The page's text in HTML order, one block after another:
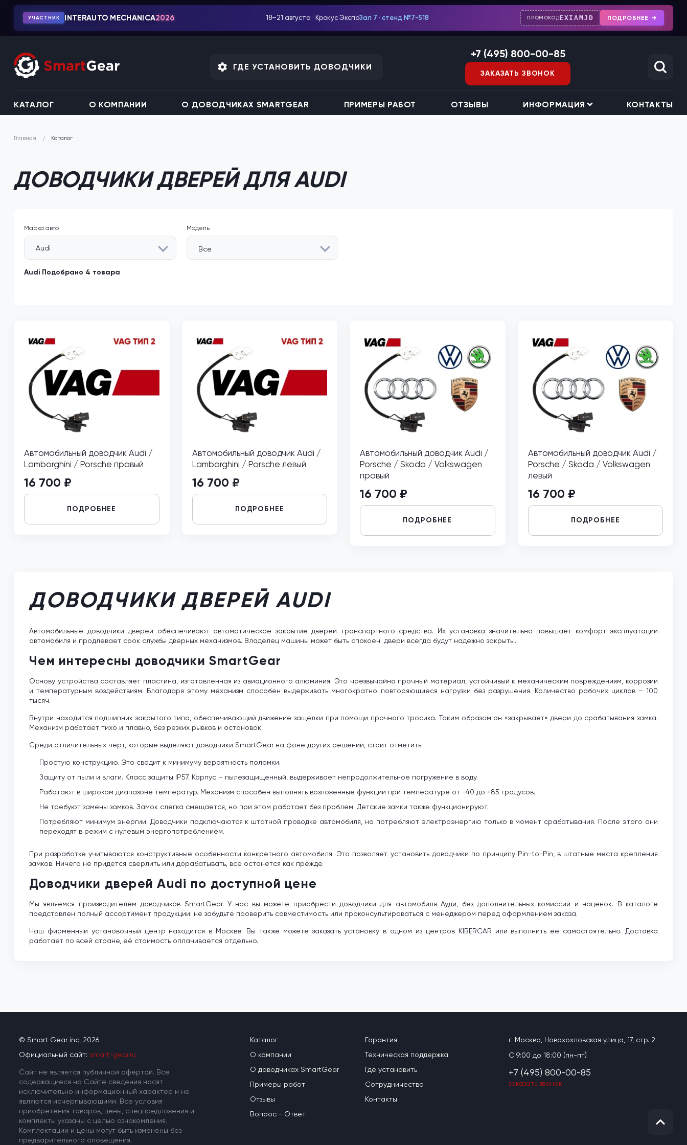
УЧАСТНИК INTERAUTO MECHANICA2026 18–21 августа · Крокус ЭкспоЗал 7 · стенд №7-518 ПРОМОКОДEXIAMJD ПОДРОБНЕЕ
КАТАЛОГ О КОМПАНИИ О ДОВОДЧИКАХ SMARTGEAR ПРИМЕРЫ РАБОТ ОТЗЫВЫ ИНФОРМАЦИЯ КОНТАКТЫ
ГДЕ УСТАНОВИТЬ ДОВОДЧИКИ
+7 (495) 800-00-85
ЗАКАЗАТЬ ЗВОНОК
Главная Каталог
ДОВОДЧИКИ ДВЕРЕЙ ДЛЯ AUDI
Марка авто
Audi
Модель
Все
Audi Подобрано 4 товара
Автомобильный доводчик Audi /
Lamborghini / Porsche правый
16 700 ₽
ПОДРОБНЕЕ
Автомобильный доводчик Audi /
Lamborghini / Porsche левый
16 700 ₽
ПОДРОБНЕЕ
Автомобильный доводчик Audi /
Porsche / Skoda / Volkswagen
правый
16 700 ₽
ПОДРОБНЕЕ
Автомобильный доводчик Audi /
Porsche / Skoda / Volkswagen
левый
16 700 ₽
ПОДРОБНЕЕ
ДОВОДЧИКИ ДВЕРЕЙ AUDI
Автомобильные доводчики дверей обеспечивают автоматическое закрытие дверей транспортного средства. Их установка значительно повышает комфорт эксплуатации
автомобиля и продлевает срок службы дверных механизмов. Владелец машины может быть спокоен: двери всегда будут надежно закрыты.
Чем интересны доводчики SmartGear
Основу устройства составляет пластина, изготовленная из авиационного алюминия. Это чрезвычайно прочный материал, устойчивый к механическим повреждениям, коррозии
и температурным воздействиям. Благодаря этому механизм способен выдерживать многократно повторяющиеся нагрузки без разрушения. Количество рабочих циклов – 100
тысяч.
Внутри находится подшипник закрытого типа, обеспечивающий движение защелки при помощи прочного тросика. Таким образом он «закрывает» двери до срабатывания замка.
Механизм работает тихо и плавно, без резких рывков и остановок.
Среди отличительных черт, которые выделяют доводчики SmartGear на фоне других решений, стоит отметить:
Простую конструкцию. Это сводит к минимуму вероятность поломки.
Защиту от пыли и влаги. Класс защиты IP57. Корпус – пылезащищенный, выдерживает непродолжительное погружение в воду.
Работают в широком диапазоне температур. Механизм способен выполнять возложенные функции при температуре от -40 до +85 градусов.
Не требуют замены замков. Замок слегка смещается, но при этом работает без проблем. Детские замки также функционируют.
Потребляют минимум энергии. Доводчики подключаются к штатной проводке автомобиля, но потребляют электроэнергию только в момент срабатывания. После этого они
переходят в режим с нулевым энергопотреблением.
При разработке учитываются конструктивные особенности конкретного автомобиля. Это позволяет установить доводчики по принципу Pin-to-Pin, в штатные места крепления
замков. Ничего не придется сверлить или дорабатывать, все останется как прежде.
Доводчики дверей Audi по доступной цене
Мы являемся производителем доводчиков SmartGear. У нас вы можете приобрести доводчики для автомобиля Ауди, без дополнительных комиссий и наценок. В каталоге
представлен полный ассортимент продукции: не забудьте проверить совместимость или проконсультироваться с менеджером перед оформлением заказа.
Наш фирменный установочный центр находится в Москве. Вы также можете заказать установку в одном из центров KIBERCAR или выполнить ее самостоятельно. Доставка
работает по всей стране, её стоимость оплачивается отдельно.
© Smart Gear inc, 2026
Официальный сайт: smart-gear.ru
Cайт не является публичной офертой. Все
содержащиеся на Сайте сведения носят
исключительно информационный характер и не
являются исчерпывающими. Все условия
приобретения товаров, цены, спецпредложения и
комплекты указаны с целью ознакомления.
Комплектации и цены могут быть изменены без
предварительного оповещения.
Каталог
О компании
О доводчиках SmartGear
Примеры работ
Отзывы
Вопрос - Ответ
Гарантия
Техническая поддержка
Где установить
Сотрудничество
Контакты
г. Москва, Новохохловская улица, 17, стр. 2
C 9:00 до 18:00 (пн-пт)
+7 (495) 800-00-85
заказать звонок